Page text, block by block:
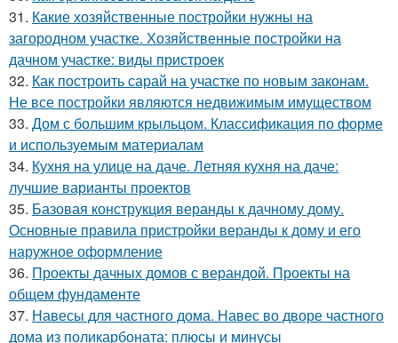
31. Какие хозяйственные постройки нужны на
загородном участке. Хозяйственные постройки на
дачном участке: виды пристроек
32. Как построить сарай на участке по новым законам.
Не все постройки являются недвижимым имуществом
33. Дом с большим крыльцом. Классификация по форме
и используемым материалам
34. Кухня на улице на даче. Летняя кухня на даче:
лучшие варианты проектов
35. Базовая конструкция веранды к дачному дому.
Основные правила пристройки веранды к дому и его
наружное оформление
36. Проекты дачных домов с верандой. Проекты на
общем фундаменте
37. Навесы для частного дома. Навес во дворе частного
дома из поликарбоната: плюсы и минусы